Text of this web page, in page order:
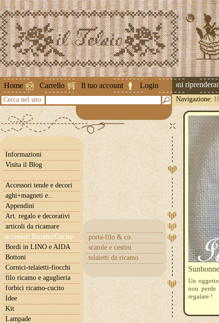
Home Carrello Il tuo account Login
Attenzione ! Le spedizioni
Cerca nel sito Navigazione:
Informazioni
Visita il Blog
Accessori tende e decori
aghi+magneti e..
Appendini
Art. regalo e decorativi
articoli da ricamare
accessori Ricamo/Cucito
porta-filo & co.
scatole e cestini
telaietti da ricamo
Bordi in LINO e AIDA
Bottoni
Cornici-telaietti-fiocchi
filo ricamo e aguglieria
forbici ricamo-cucito
Idee
Kit
Lampade
Un
non
regalare !